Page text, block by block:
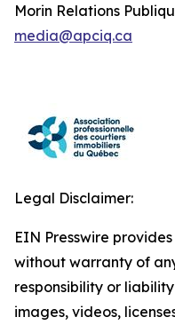
Morin Relations
media@apciq.ca
Legal Disclaimer:
EIN Presswire
without warranty of
responsibility or
images, videos,